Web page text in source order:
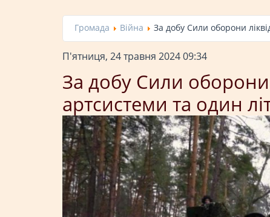
Громада Війна За добу Сили оборони
П'ятниця, 24 травня 2024 09:34
За добу Сили оборони
артсистеми та один